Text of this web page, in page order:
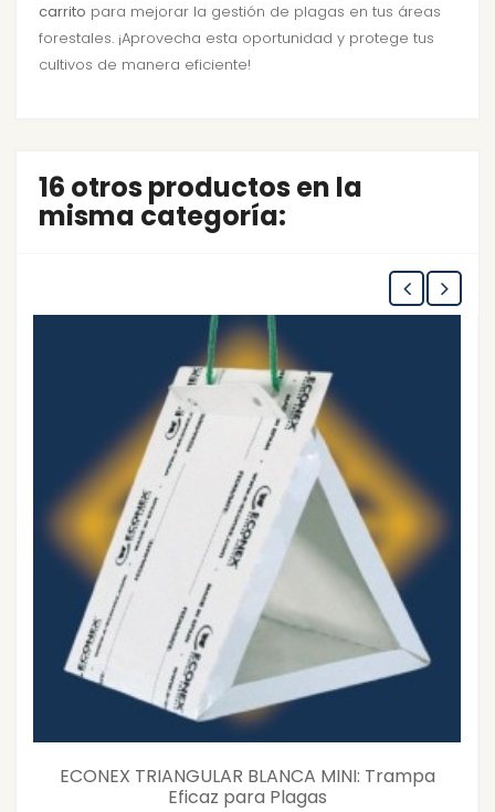
carrito para mejorar la gestión de plagas en tus áreas
forestales. ¡Aprovecha esta oportunidad y protege tus
cultivos de manera eficiente!
16 otros productos en la
misma categoría:
ECONEX TRIANGULAR BLANCA MINI: Trampa
Eficaz para Plagas